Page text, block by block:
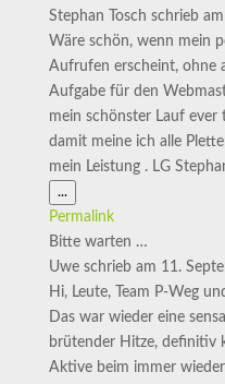
Stephan Tosch schrieb am
Wäre schön, wenn mein
Aufrufen erscheint, ohne
Aufgabe für den
mein schönster Lauf
damit meine ich alle
mein Leistung . LG
...Diese
Metabox
Permalink
Bitte warten …
Uwe schrieb am 11.
Hi, Leute, Team P-Weg
Das war wieder eine
brütender Hitze, definitiv
Aktive beim immer